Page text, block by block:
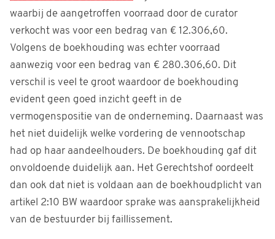
waarbij de aangetroffen voorraad door de curator
verkocht was voor een bedrag van € 12.306,60.
Volgens de boekhouding was echter voorraad
aanwezig voor een bedrag van € 280.306,60. Dit
verschil is veel te groot waardoor de boekhouding
evident geen goed inzicht geeft in de
vermogenspositie van de onderneming. Daarnaast was
het niet duidelijk welke vordering de vennootschap
had op haar aandeelhouders. De boekhouding gaf dit
onvoldoende duidelijk aan. Het Gerechtshof oordeelt
dan ook dat niet is voldaan aan de boekhoudplicht van
artikel 2:10 BW waardoor sprake was aansprakelijkheid
van de bestuurder bij faillissement.